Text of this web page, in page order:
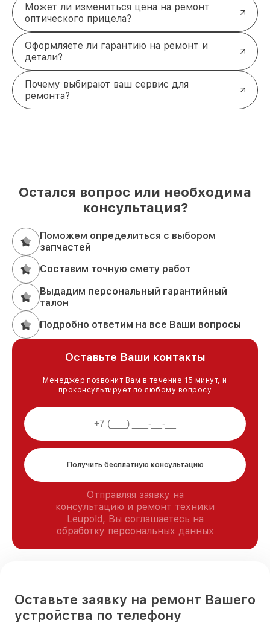
Может ли измениться цена на ремонт
оптического прицела?
Оформляете ли гарантию на ремонт и
детали?
Почему выбирают ваш сервис для
ремонта?
Остался вопрос или необходима
консультация?
Поможем определиться с выбором
запчастей
Составим точную смету работ
Выдадим персональный гарантийный
талон
Подробно ответим на все Ваши вопросы
Оставьте Ваши контакты
Менеджер позвонит Вам в течение 15 минут, и
проконсультирует по любому вопросу
Получить бесплатную консультацию
Отправляя заявку на
консультацию и ремонт техники
Leupold, Вы соглашаетесь на
обработку персональных данных
Оставьте заявку на ремонт Вашего
устройства по телефону